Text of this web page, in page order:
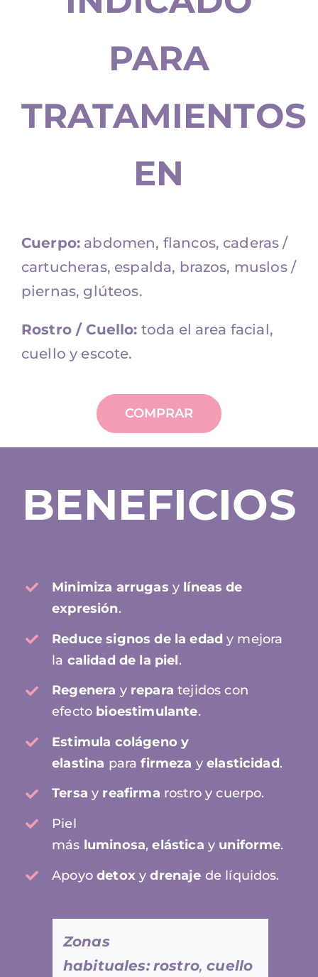
PARA
TRATAMIENTOS
EN
Cuerpo: abdomen, flancos, caderas /
cartucheras, espalda, brazos, muslos /
piernas, glúteos.
Rostro / Cuello: toda el area facial,
cuello y escote.
COMPRAR
BENEFICIOS
Minimiza arrugas y líneas de
expresión.
Reduce signos de la edad y mejora
la calidad de la piel.
Regenera y repara tejidos con
efecto bioestimulante.
Estimula colágeno y
elastina parafirmeza yelasticidad.
Tersa y reafirma rostro y cuerpo.
Piel
más luminosa,elástica y uniforme.
Apoyodetoxydrenaje de líquidos.
Zonas
habituales: rostro,cuello